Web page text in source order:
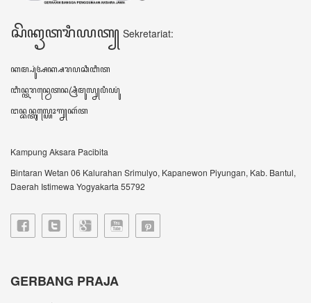
꧋ꦱꦼꦧꦸꦮꦃꦒꦼꦫꦏ꧀ꦥꦼꦫꦸꦧꦲꦤ꧀ꦝꦶꦪꦩ꧀ꦝꦶꦪꦩ꧀ꦠꦼꦔꦃꦣꦶꦭꦏꦸꦏꦤ꧀꧈
ꦊꦣꦏꦤ꧀ꦚ...
Sultan HB X: Aksara Jawa...
VIDEO TERBARU ꦮ꦳ꦶꦣꦶꦪꦺꦴꦠꦼꦂꦧꦫꦸ